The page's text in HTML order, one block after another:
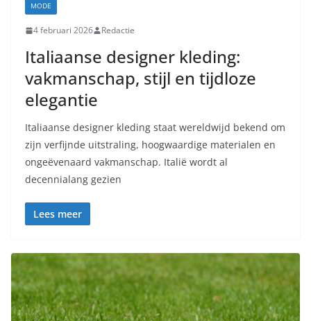
MODE
4 februari 2026 Redactie
Italiaanse designer kleding:
vakmanschap, stijl en tijdloze
elegantie
Italiaanse designer kleding staat wereldwijd bekend om
zijn verfijnde uitstraling, hoogwaardige materialen en
ongeëvenaard vakmanschap. Italië wordt al
decennialang gezien
Lees meer